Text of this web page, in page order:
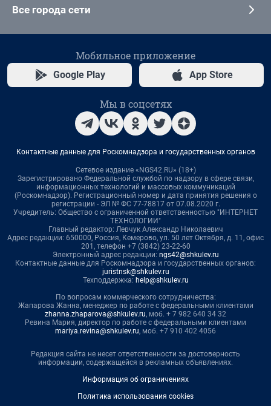
Все города сети
Мобильное приложение
Google Play App Store
Мы в соцсетях
Контактные данные для Роскомнадзора и государственных органов
Сетевое издание «NGS42.RU» (18+)
Зарегистрировано Федеральной службой по надзору в сфере связи,
информационных технологий и массовых коммуникаций
(Роскомнадзор). Регистрационный номер и дата принятия решения о
регистрации - ЭЛ № ФС 77-78817 от 07.08.2020 г.
Учредитель: Общество с ограниченной ответственностью "ИНТЕРНЕТ
ТЕХНОЛОГИИ"
Главный редактор: Левчук Александр Николаевич
Адрес редакции: 650000, Россия, Кемерово, ул. 50 лет Октября, д. 11, офис
201, телефон +7 (3842) 23-22-60
Электронный адрес редакции: ngs42@shkulev.ru
Контактные данные для Роскомнадзора и государственных органов:
juristnsk@shkulev.ru
Техподдержка: help@shkulev.ru
По вопросам коммерческого сотрудничества:
Жапарова Жанна, менеджер по работе с федеральными клиентами
zhanna.zhaparova@shkulev.ru, моб. + 7 982 640 34 32
Ревина Мария, директор по работе с федеральными клиентами
mariya.revina@shkulev.ru, моб. +7 910 402 4056
Редакция сайта не несет ответственности за достоверность
информации, содержащейся в рекламных объявлениях.
Информация об ограничениях
Политика использования cookies